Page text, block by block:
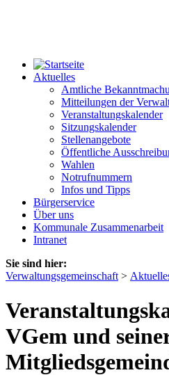
Aktuelles
Amtliche
Mitteilungen der
Veranstaltungskalender
Sitzungskalender
Stellenangebote
Öffentliche
Wahlen
Notrufnummern
Infos und Tipps
Bürgerservice
Über uns
Kommunale Zusammenarbeit
Intranet
Sie sind hier:
Verwaltungsgemeinschaft >
VGem und